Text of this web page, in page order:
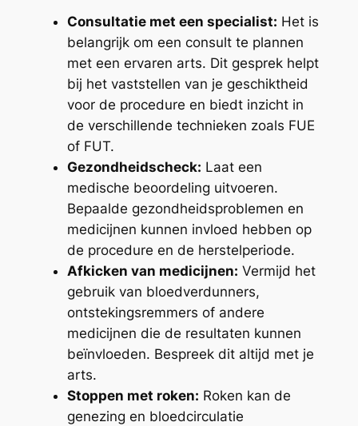
Consultatie met een specialist: Het is
belangrijk om een consult te plannen
met een ervaren arts. Dit gesprek helpt
bij het vaststellen van je geschiktheid
voor de procedure en biedt inzicht in
de verschillende technieken zoals FUE
of FUT.
Gezondheidscheck: Laat een
medische beoordeling uitvoeren.
Bepaalde gezondheidsproblemen en
medicijnen kunnen invloed hebben op
de procedure en de herstelperiode.
Afkicken van medicijnen: Vermijd het
gebruik van bloedverdunners,
ontstekingsremmers of andere
medicijnen die de resultaten kunnen
beïnvloeden. Bespreek dit altijd met je
arts.
Stoppen met roken: Roken kan de
genezing en bloedcirculatie